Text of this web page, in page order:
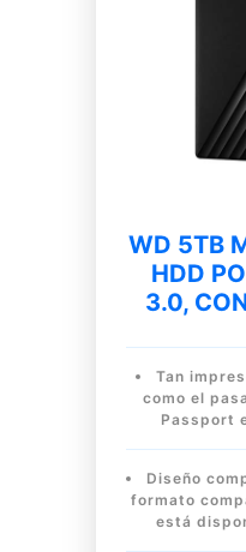
WD 5TB
HDD
3.0,
Tan
como el
Passport
Diseño
formato
está